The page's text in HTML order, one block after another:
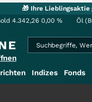
🎁 Ihre
4.342,26 0,00 % Öl
Indizes Fonds